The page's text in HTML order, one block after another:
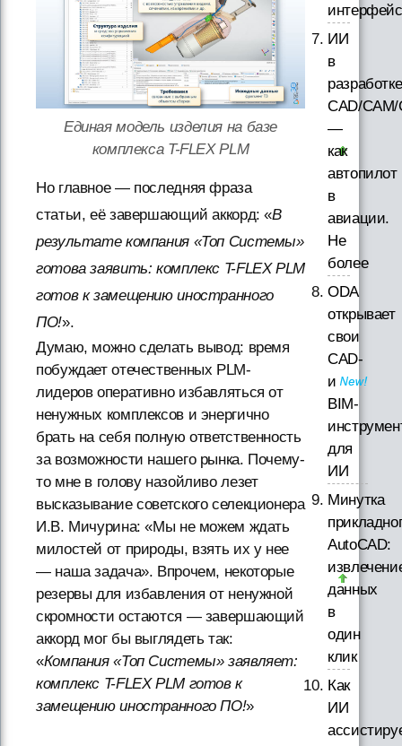
Единая модель изделия на базе
комплекса T-FLEX PLM
Но главное — последняя фраза
статьи, её завершающий аккорд: «В
результате компания «Топ Системы»
готова заявить: комплекс T-FLEX PLM
готов к замещению иностранного
ПО!».
Думаю, можно сделать вывод: время
побуждает отечественных PLM-
лидеров оперативно избавляться от
ненужных комплексов и энергично
брать на себя полную ответственность
за возможности нашего рынка. Почему-
то мне в голову назойливо лезет
высказывание советского селекционера
И.В. Мичурина: «Мы не можем ждать
милостей от природы, взять их у нее
— наша задача». Впрочем, некоторые
резервы для избавления от ненужной
скромности остаются — завершающий
аккорд мог бы выглядеть так:
«Компания «Топ Системы» заявляет:
комплекс T-FLEX PLM готов к
замещению иностранного ПО!»
ИИ
в
разработке
CAD/
—
как
автопилот
в
авиации.
Не
более
ODA
открывает
свои
CAD-
и
BIM-
для
ИИ
Минутка
AutoCAD:
данных
в
один
клик
Как
ИИ